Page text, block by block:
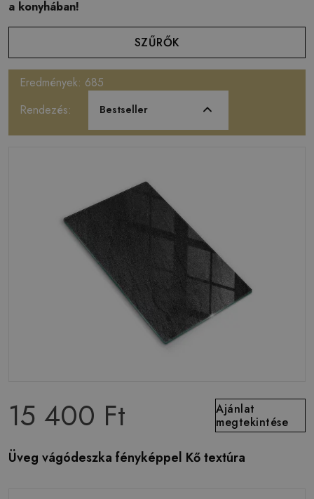
a konyhában!
SZŰRŐK
Eredmények: 685
Rendezés:
Bestseller
15 400 Ft
Ajánlat
megtekintése
Üveg vágódeszka fényképpel Kő textúra